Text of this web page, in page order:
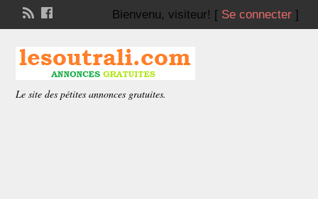
Bienvenu, visiteur! [ Se connecter]
Le site des pétites annonces gratuites.